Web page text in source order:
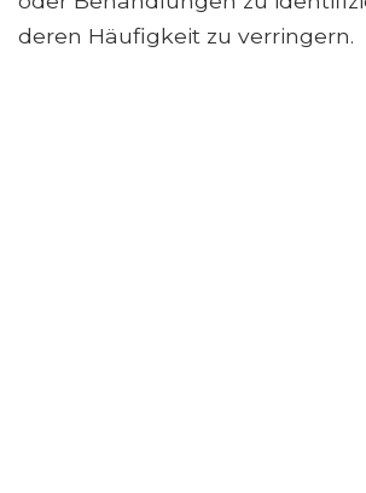
deren Häufigkeit zu verringern.